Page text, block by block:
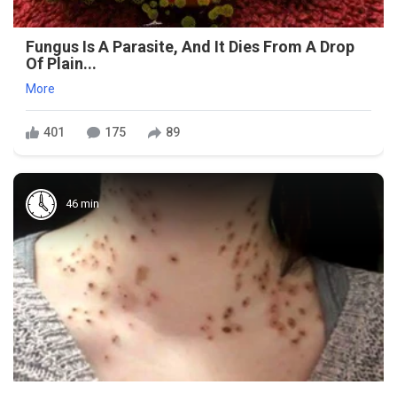
Fungus Is A Parasite, And It Dies From A Drop
Of Plain...
More
401 175 89
46 min